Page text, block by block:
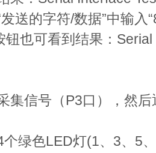
送的字符/数据”中输入
钮也可看到结果：
集信号（P3口），然
绿色LED灯(1、3、5